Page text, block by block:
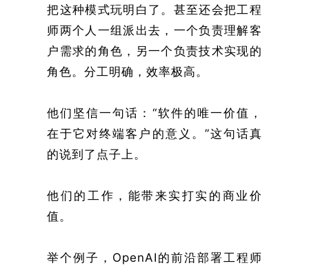
把这种模式玩明白了。甚至还会把工程
师两个人一组派出去，一个负责理解客
户需求的角色，另一个负责技术实现的
角色。分工明确，效率极高。
他们坚信一句话：“软件的唯一价值，
在于它对终端客户的意义。”这句话真
的说到了点子上。
他们的工作，能带来实打实的商业价
值。
举个例子，OpenAI的前沿部署工程师